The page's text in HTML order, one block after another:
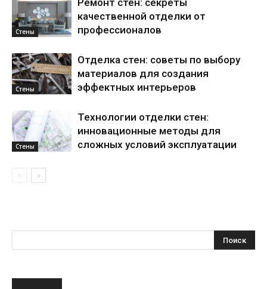
Стены
Ремонт стен: секреты
качественной отделки от
профессионалов
Стены
Отделка стен: советы по выбору
материалов для создания
эффектных интерьеров
Стены
Технологии отделки стен:
инновационные методы для
сложных условий эксплуатации